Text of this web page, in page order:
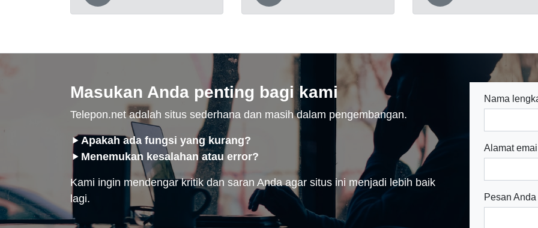
Masukan Anda penting bagi kami
Telepon.net adalah situs sederhana dan masih dalam pengembangan.
Apakah ada fungsi yang kurang?
Menemukan kesalahan atau error?
Kami ingin mendengar kritik dan saran Anda agar situs ini menjadi lebih baik
lagi.
Nama
Alamat
Pesan Anda